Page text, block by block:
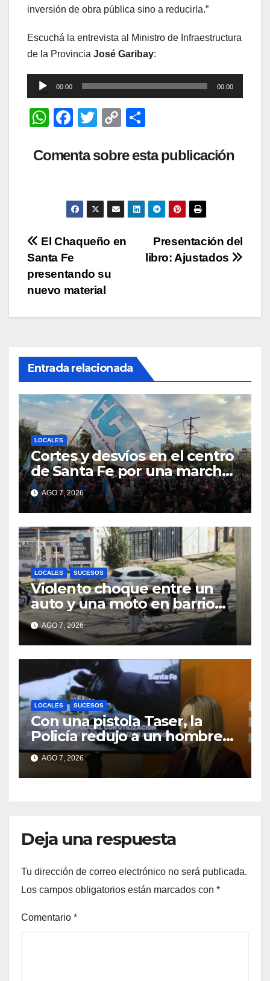
inversión de obra pública sino a reducirla.”
Escuchá la entrevista al Ministro de Infraestructura
de la Provincia José Garibay:
Reproductor
de
audio
00:00 00:00
W
at
p
F
c
b
o
k
T
tt
C
p
Li
n
m
ar
tir
Comenta sobre esta publicación
Navegación
de
entradas
Presentación del
libro: Ajustados
El Chaqueño en
Santa Fe
presentando su
nuevo material
Entrada relacionada
LOCALES
Cortes y desvíos en el centro
de Santa Fe por una marcha
de organizaciones sociales y
sindicales
AGO 7, 2026
LOCALES SUCESOS
Violento choque entre un
auto y una moto en barrio
Alvear: una mujer quedó
tendida sobre la calzada
AGO 7, 2026
LOCALES SUCESOS
Con una pistola Taser, la
Policía redujo a un hombre
que amenazaba a su padre
con un arma blanca en la
ruta 168
AGO 7, 2026
Deja una respuesta
Tu dirección de correo electrónico no será publicada.
Los campos obligatorios están marcados con *
Comentario *